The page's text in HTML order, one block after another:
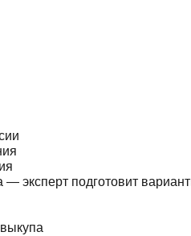
— эксперт подготовит